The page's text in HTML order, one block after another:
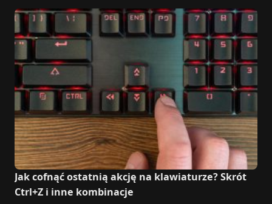
Jak cofnąć ostatnią akcję na klawiaturze? Skrót
Ctrl+Z i inne kombinacje